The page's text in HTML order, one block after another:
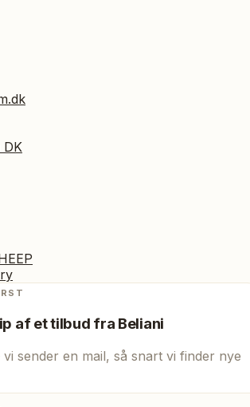
DK
af et tilbud fra Beliani
sender en mail, så snart vi finder nye